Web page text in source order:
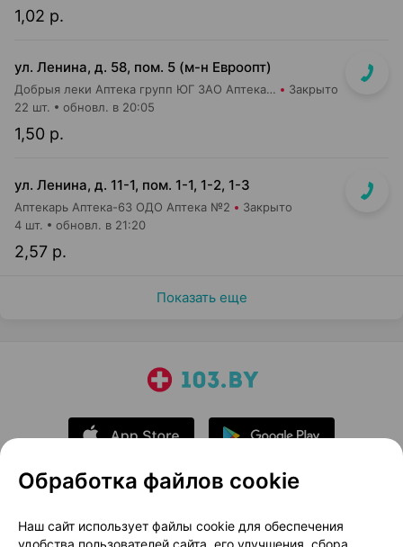
1,02 р.
ул. Ленина, д. 58, пом. 5 (м-н Евроопт)
Добрыя леки Аптека групп ЮГ ЗАО Аптека №8 Закрыто
1,50 р.
22 шт. обновл. в 20:05
ул. Ленина, д. 11-1, пом. 1-1, 1-2, 1-3
Аптекарь Аптека-63 ОДО Аптека №2 Закрыто
2,57 р.
4 шт. обновл. в 21:20
Показать еще
О проекте
Новости проекта
Обработка файлов cookie
Наш сайт использует файлы cookie для обеспечения
удобства пользователей сайта, его улучшения, сбора